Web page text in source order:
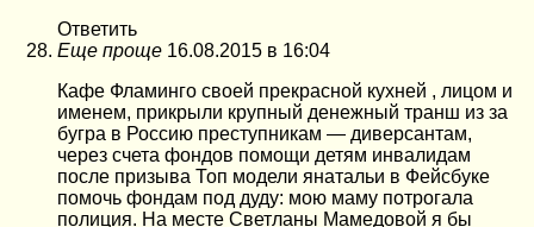
Ответить
Еще проще 16.08.2015 в 16:04
Кафе Фламинго своей прекрасной кухней , лицом и
именем, прикрыли крупный денежный транш из за
бугра в Россию преступникам — диверсантам,
через счета фондов помощи детям инвалидам
после призыва Топ модели янатальи в Фейсбуке
помочь фондам под дуду: мою маму потрогала
полиция. На месте Светланы Мамедовой я бы